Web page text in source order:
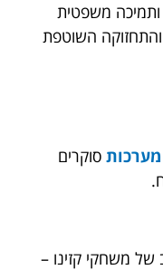
משפטית
השוטפת
מערכות סוקרים
משחקי קזינו –